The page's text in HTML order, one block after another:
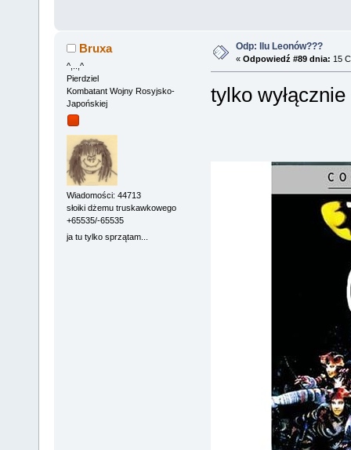
Bruxa
^,..,^
Pierdziel
Kombatant Wojny Rosyjsko-
Japońskiej
Wiadomości: 44713
słoiki dżemu truskawkowego
+65535/-65535
ja tu tylko sprzątam...
Odp: Ilu Leonów???
« Odpowiedź #89 dnia: 15
tylko